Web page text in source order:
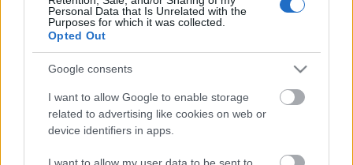
Personal Data that Is Unrelated with the
Purposes for which it was collected.
Opted Out
Google consents
I want to allow Google to enable storage
related to advertising like cookies on web or
device identifiers in apps.
I want to allow my user data to be sent to
Varenie piva / Slady
Vývoj softvéru
Vývoj softvéru / Dynamics 365
Vývoj softvéru / Dynamics AX
Záhradkárstvo
Záhradkárstvo / Bylinky a koreniny
Záhradkárstvo / Kvety
Záhradkárstvo / Orechy a semená